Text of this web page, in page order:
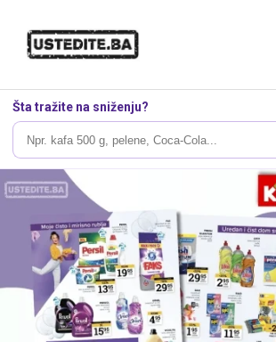
Šta tražite na sniženju?